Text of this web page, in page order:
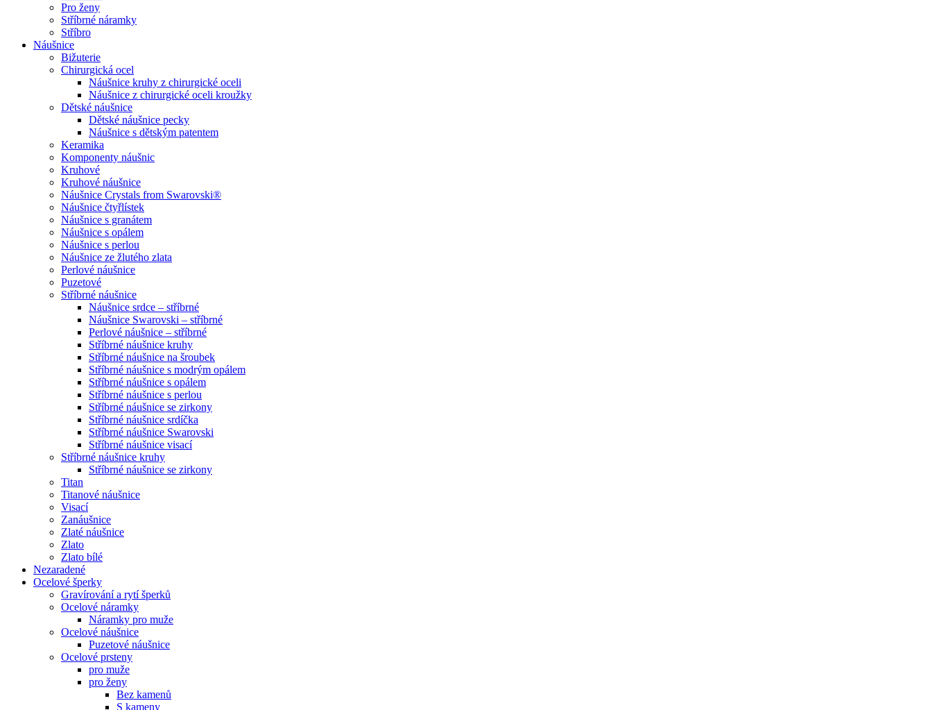
Pro ženy
Stříbrné náramky
Stříbro
Náušnice
Bižuterie
Chirurgická ocel
Náušnice kruhy z chirurgické oceli
Náušnice z chirurgické oceli kroužky
Dětské náušnice
Dětské náušnice pecky
Náušnice s dětským patentem
Keramika
Komponenty náušnic
Kruhové
Kruhové náušnice
Náušnice Crystals from Swarovski®
Náušnice čtyřlístek
Náušnice s granátem
Náušnice s opálem
Náušnice s perlou
Náušnice ze žlutého zlata
Perlové náušnice
Puzetové
Stříbrné náušnice
Náušnice srdce – stříbrné
Náušnice Swarovski – stříbrné
Perlové náušnice – stříbrné
Stříbrné náušnice kruhy
Stříbrné náušnice na šroubek
Stříbrné náušnice s modrým opálem
Stříbrné náušnice s opálem
Stříbrné náušnice s perlou
Stříbrné náušnice se zirkony
Stříbrné náušnice srdíčka
Stříbrné náušnice Swarovski
Stříbrné náušnice visací
Stříbrné náušnice kruhy
Stříbrné náušnice se zirkony
Titan
Titanové náušnice
Visací
Zanáušnice
Zlaté náušnice
Zlato
Zlato bílé
Nezaradené
Ocelové šperky
Gravírování a rytí šperků
Ocelové náramky
Náramky pro muže
Ocelové náušnice
Puzetové náušnice
Ocelové prsteny
pro muže
pro ženy
Bez kamenů
S kameny